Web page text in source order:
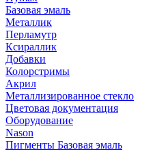
Базовая эмаль
Металлик
Перламутр
Ксираллик
Добавки
Колорстримы
Акрил
Металлизированное стекло
Цветовая документация
Оборудование
Nason
Пигменты Базовая эмаль